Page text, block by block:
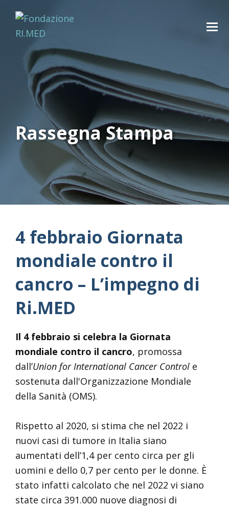
Rassegna Stampa
4 febbraio Giornata
mondiale contro il
cancro – L’impegno di
Ri.MED
Il 4 febbraio si celebra la Giornata
mondiale contro il cancro, promossa
dall’Union for International Cancer Controle
sostenuta dall'Organizzazione Mondiale
della Sanità (OMS).
Rispetto al 2020, si stima che nel 2022 i
nuovi casi di tumore in Italia siano
aumentati dell’1,4 per cento circa per gli
uomini e dello 0,7 per cento per le donne. È
stato infatti calcolato che nel 2022 vi siano
state circa 391.000 nuove diagnosi di